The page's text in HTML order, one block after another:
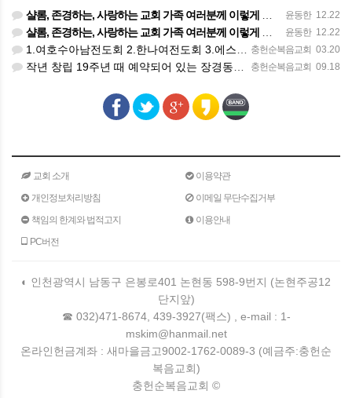
윤동한 12.22
샬롬, 존경하는, 사랑하는 교회 가족 여러분께 이렇게 제 개인적인 사정을 전하게 되어 마음이 무겁습니다. 부…
윤동한 12.22
샬롬, 존경하는, 사랑하는 교회 가족 여러분께 이렇게 제 개인적인 사정을 전하게 되어 마음이 무겁습니다. 부…
충헌순복음교회 03.20
1.여호수아남전도회 2.한나여전도회 3.에스더여전도회 4.청년부 5.마리아여전도회
충헌순복음교회 09.18
작년 창립 19주년 때 예약되어 있는 장경동목사님 초청 부흥회를 코로나 때문에 미루다가 20주년 되어서야 드…
교회 소개
이용약관
개인정보처리방침
이메일 무단수집거부
책임의 한계와 법적고지
이용안내
PC버전
◐ 인천광역시 남동구 은봉로401 논현동 598-9번지 (논현주공12
단지앞)
☎ 032)471-8674, 439-3927(팩스) , e-mail : 1-
mskim@hanmail.net
온라인헌금계좌 : 새마을금고9002-1762-0089-3 (예금주:충헌순
복음교회)
충헌순복음교회 ©